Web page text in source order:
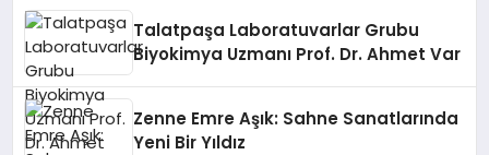
Talatpaşa Laboratuvarlar Grubu
Biyokimya Uzmanı Prof. Dr. Ahmet Var
Zenne Emre Aşık: Sahne Sanatlarında
Yeni Bir Yıldız